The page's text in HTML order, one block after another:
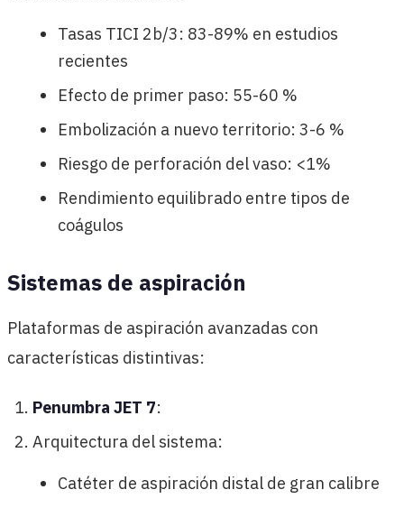
Tasas TICI 2b/3: 83-89% en estudios
recientes
Efecto de primer paso: 55-60 %
Embolización a nuevo territorio: 3-6 %
Riesgo de perforación del vaso: <1%
Rendimiento equilibrado entre tipos de
coágulos
Sistemas de aspiración
Plataformas de aspiración avanzadas con
características distintivas:
Penumbra JET 7:
Arquitectura del sistema:
Catéter de aspiración distal de gran calibre